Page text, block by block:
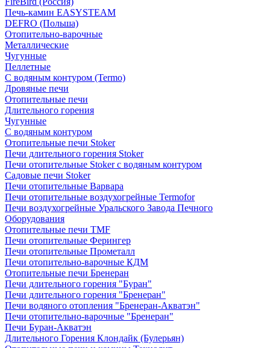
Печь-камин EASYSTEAM
DEFRO (Польша)
Отопительно-варочные
Металлические
Чугунные
Пеллетные
С водяным контуром (Termo)
Дровяные печи
Отопительные печи
Длительного горения
Чугунные
C водяным контуром
Отопительные печи Stoker
Печи длительного горения Stoker
Печи отопительные Stoker с водяным контуром
Садовые печи Stoker
Печи отопительные Варвара
Печи отопительные воздухогрейные Termofor
Печи воздухогрейные Уральского Завода Печного
Оборудования
Отопительные печи TMF
Печи отопительные Ферингер
Печи отопительные Прометалл
Печи отопительно-варочные КДМ
Отопительные печи Бренеран
Печи длительного горения "Буран"
Печи длительного горения "Бренеран"
Печи водяного отопления "Бренеран-Акватэн"
Печи отопительно-варочные "Бренеран"
Печи Буран-Акватэн
Длительного Горения Клондайк (Булерьян)